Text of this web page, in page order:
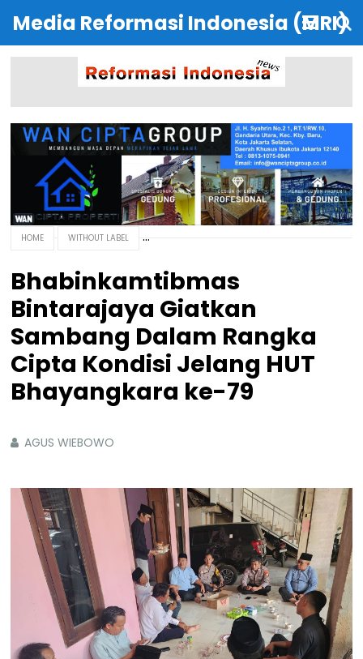
Media Reformasi Indonesia (MRI)
HOME WITHOUT LABEL
Bhabinkamtibmas
Bintarajaya Giatkan
Sambang Dalam Rangka
Cipta Kondisi Jelang HUT
Bhayangkara ke-79
AGUS WIEBOWO